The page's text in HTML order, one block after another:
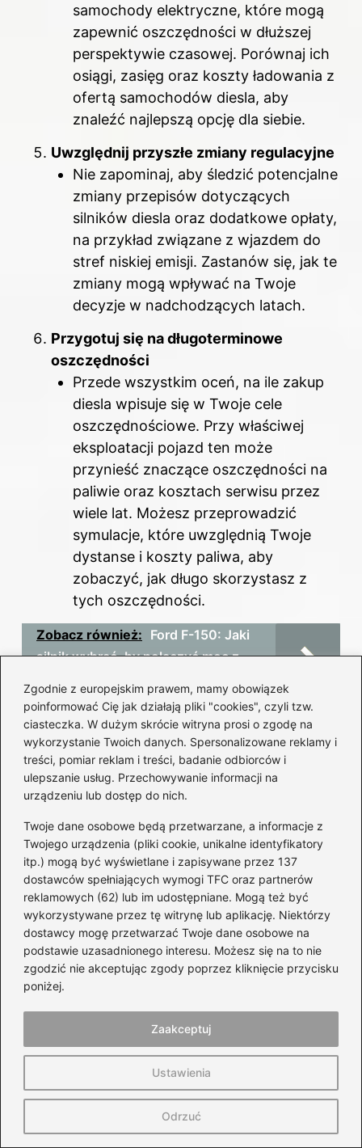
Zgodnie z europejskim prawem, mamy obowiązek
poinformować Cię jak działają pliki "cookies", czyli tzw.
ciasteczka. W dużym skrócie witryna prosi o zgodę na
wykorzystanie Twoich danych. Spersonalizowane reklamy i
treści, pomiar reklam i treści, badanie odbiorców i
ulepszanie usług. Przechowywanie informacji na
urządzeniu lub dostęp do nich.
Twoje dane osobowe będą przetwarzane, a informacje z
Twojego urządzenia (pliki cookie, unikalne identyfikatory
itp.) mogą być wyświetlane i zapisywane przez 137
dostawców spełniających wymogi TFC oraz partnerów
reklamowych (62) lub im udostępniane. Mogą też być
wykorzystywane przez tę witrynę lub aplikację. Niektórzy
dostawcy mogę przetwarzać Twoje dane osobowe na
podstawie uzasadnionego interesu. Możesz się na to nie
zgodzić nie akceptując zgody poprzez kliknięcie przycisku
poniżej.
Ustawienia
Odrzuć
Zaakceptuj
samochody elektryczne, które mogą
zapewnić oszczędności w dłuższej
perspektywie czasowej. Porównaj ich
osiągi, zasięg oraz koszty ładowania z
ofertą samochodów diesla, aby
znaleźć najlepszą opcję dla siebie.
Uwzględnij przyszłe zmiany regulacyjne
Nie zapominaj, aby śledzić potencjalne
zmiany przepisów dotyczących
silników diesla oraz dodatkowe opłaty,
na przykład związane z wjazdem do
stref niskiej emisji. Zastanów się, jak te
zmiany mogą wpływać na Twoje
decyzje w nadchodzących latach.
Przygotuj się na długoterminowe
oszczędności
Przede wszystkim oceń, na ile zakup
diesla wpisuje się w Twoje cele
oszczędnościowe. Przy właściwej
eksploatacji pojazd ten może
przynieść znaczące oszczędności na
paliwie oraz kosztach serwisu przez
wiele lat. Możesz przeprowadzić
symulacje, które uwzględnią Twoje
dystanse i koszty paliwa, aby
zobaczyć, jak długo skorzystasz z
tych oszczędności.
Zobacz również: Ford F-150: Jaki
silnik wybrać, by połączyć moc z
Źródła:
https://jakoszczedzacpieniadze.pl/107-porad-
oszczedzanie-pieniedzy
FAQ – Najczęstsze pytania i
odpowiedzi
Jakie jest zużycie paliwa Smart Diesel w
mieście i na trasie?
Smart Diesel spala około 4,5 litra na 100 km w
mieście, a na trasie zużycie paliwa spada do
zaledwie 3,8 litra. Tak niskie wartości zużycia
paliwa mogą być zaskoczeniem dla
kierowców, zwłaszcza w obliczu rosnących
Jakie są korzyści finansowe związane z
posiadaniem Smart Diesel?
Mniejsze zużycie paliwa przekłada się na